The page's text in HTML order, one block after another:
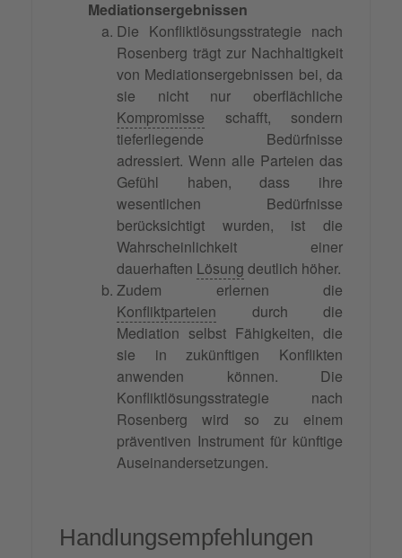
Mediationsergebnissen
Die Konfliktlösungsstrategie nach
Rosenberg trägt zur Nachhaltigkeit
von Mediationsergebnissen bei, da
sie nicht nur oberflächliche
Kompromisse schafft, sondern
tieferliegende Bedürfnisse
adressiert. Wenn alle Parteien das
Gefühl haben, dass ihre
wesentlichen Bedürfnisse
berücksichtigt wurden, ist die
Wahrscheinlichkeit einer
dauerhaften Lösung deutlich höher.
Zudem erlernen die
Konfliktparteien durch die
Mediation selbst Fähigkeiten, die
sie in zukünftigen Konflikten
anwenden können. Die
Konfliktlösungsstrategie nach
Rosenberg wird so zu einem
präventiven Instrument für künftige
Auseinandersetzungen.
Handlungsempfehlungen